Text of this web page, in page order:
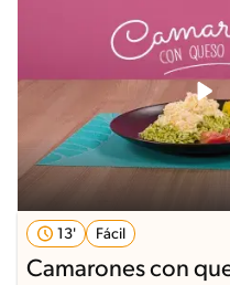
13' Fácil
Camarones con